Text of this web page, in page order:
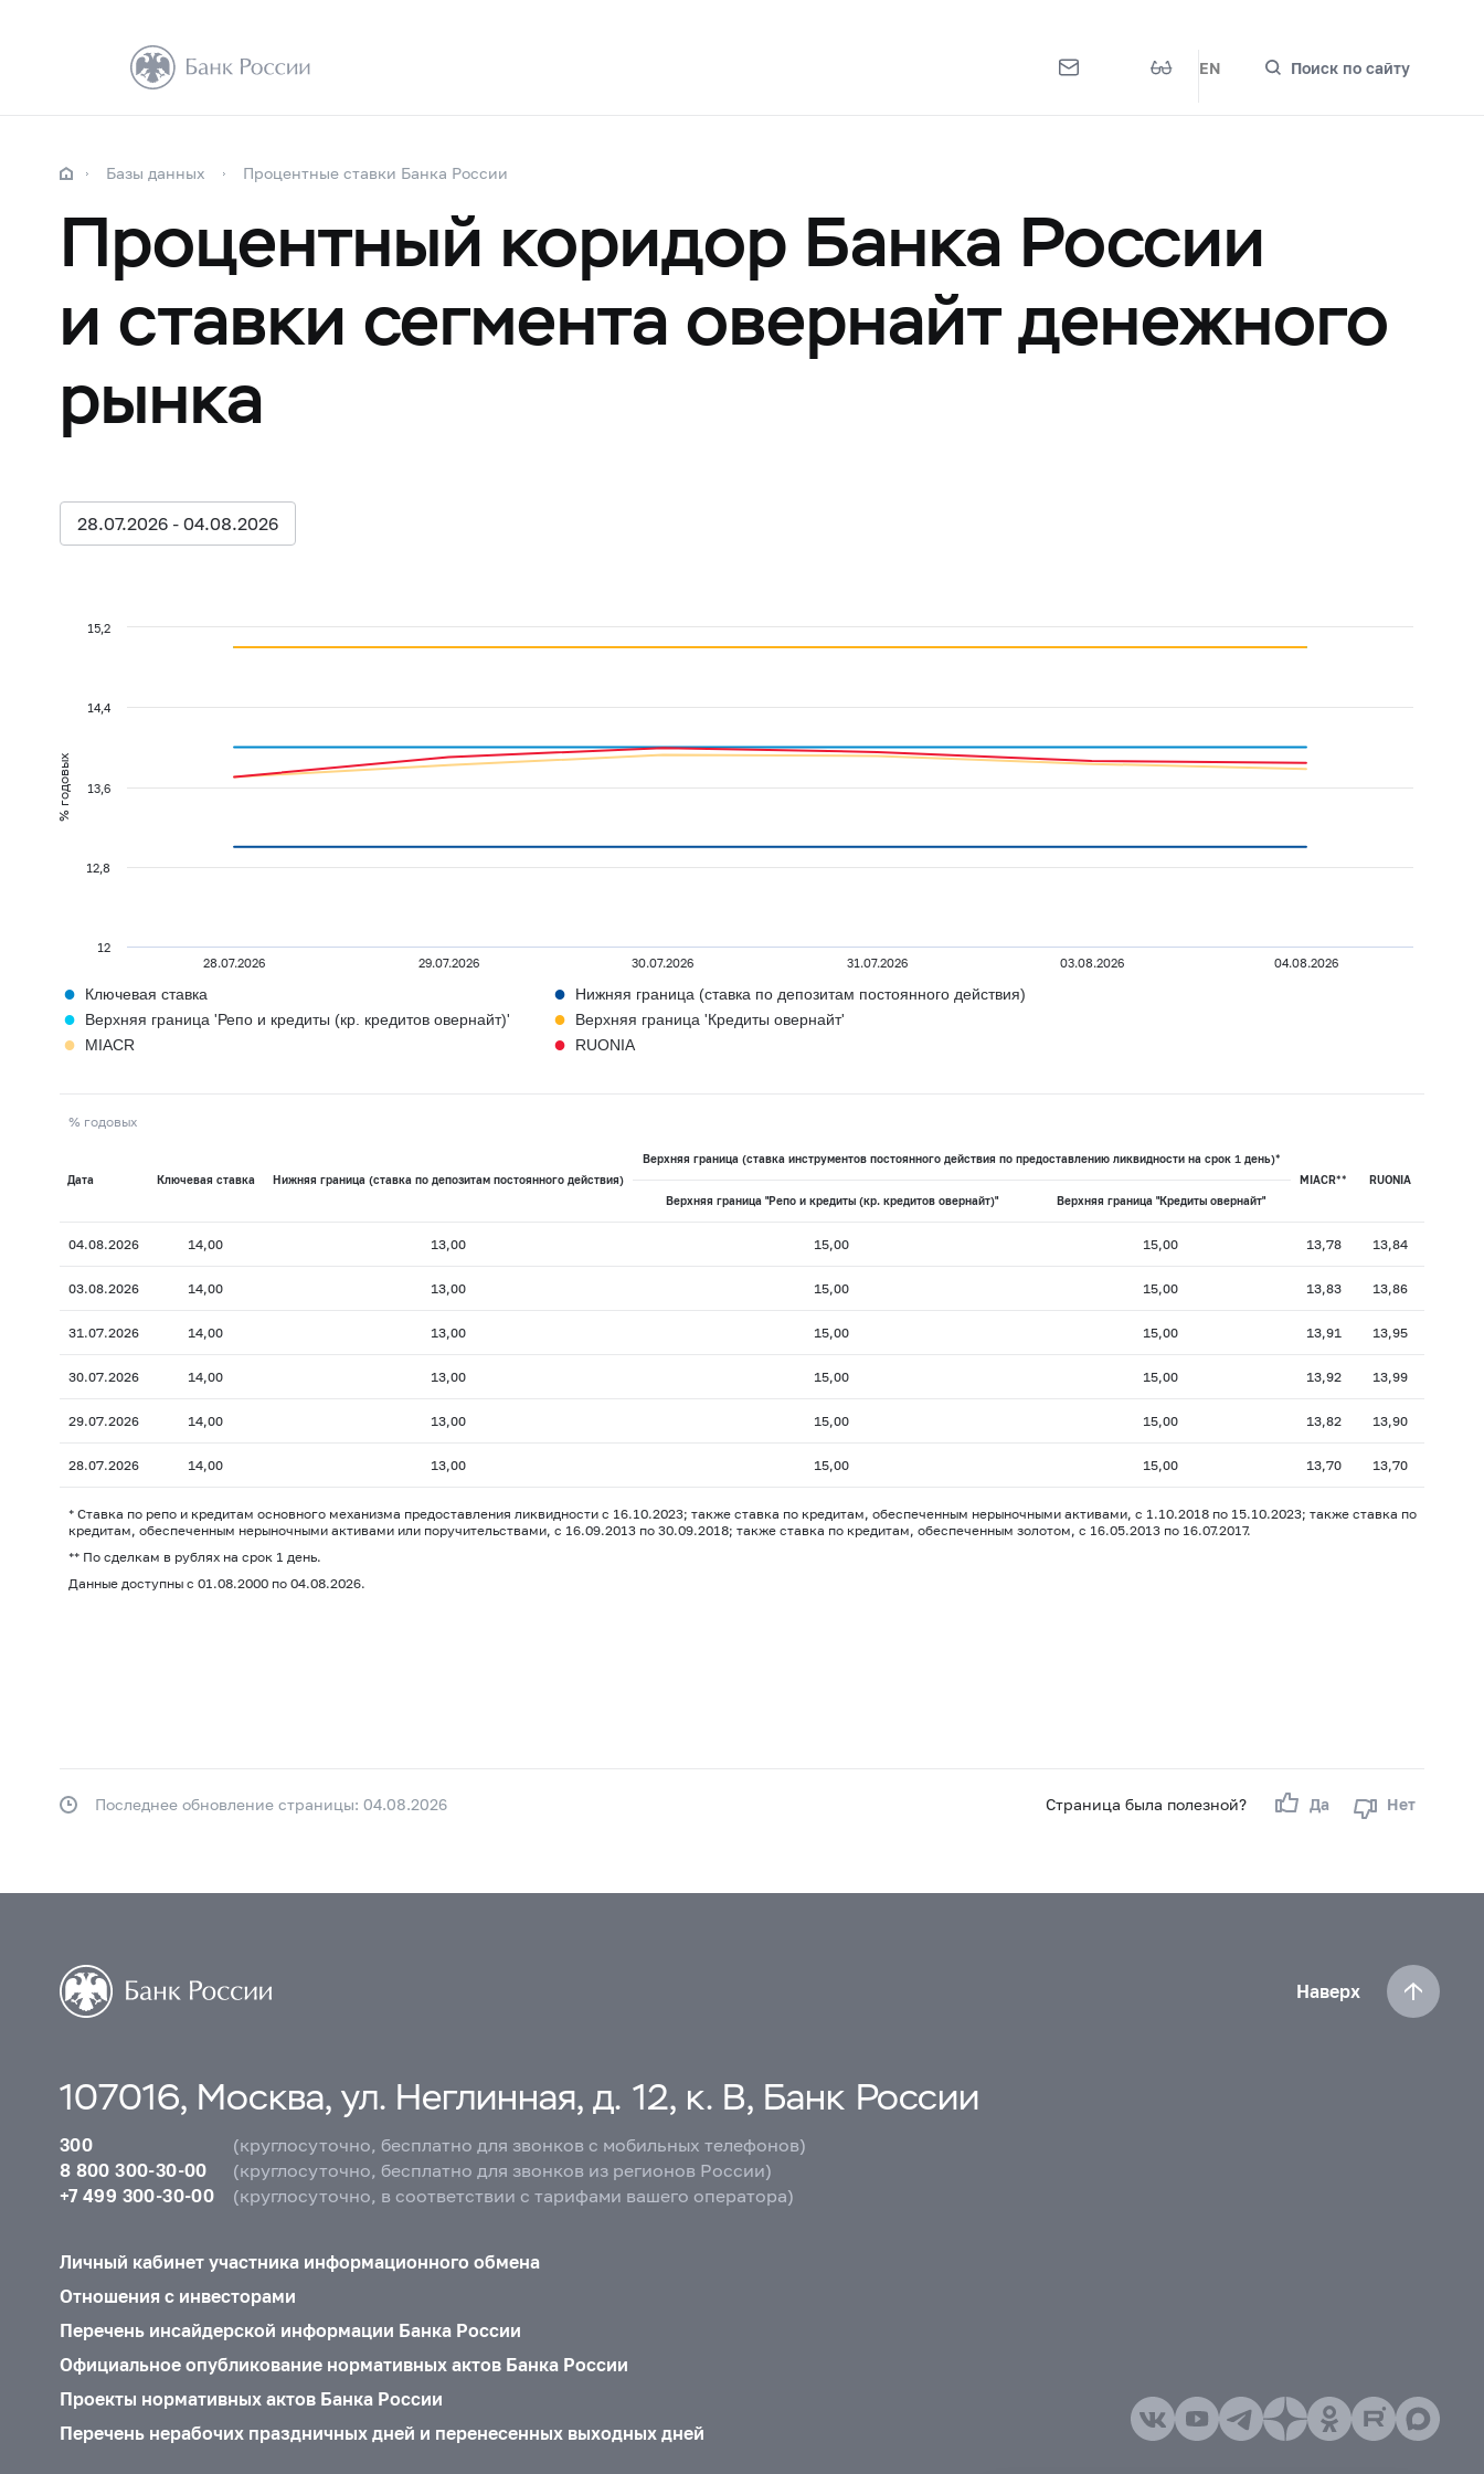
EN Поиск по сайту
Базы данных Процентные ставки Банка России
Процентный коридор Банка России
и ставки сегмента овернайт денежного
рынка
28.07.2026 - 04.08.2026
% годовых
28.07.2026 29.07.2026 30.07.2026 31.07.2026 03.08.2026 04.08.2026
12
12,8
13,6
14,4
15,2
● Ключевая ставка ● Нижняя граница (ставка по депозитам постоянного действия)
● Верхняя граница 'Репо и кредиты (кр. кредитов овернайт)' ● Верхняя граница 'Кредиты овернайт'
● MIACR ● RUONIA
% годовых
Дата Ключевая ставка Нижняя граница (ставка по депозитам постоянного действия)
Верхняя граница (ставка инструментов постоянного действия по предоставлению ликвидности на срок 1 день)*
MIACR**
RUONIA
Верхняя граница "Репо и кредиты (кр. кредитов овернайт)"
Верхняя граница "Кредиты овернайт"
04.08.2026 14,00 13,00 15,00 15,00 13,78 13,84
03.08.2026 14,00 13,00 15,00 15,00 13,83 13,86
31.07.2026 14,00 13,00 15,00 15,00 13,91 13,95
30.07.2026 14,00 13,00 15,00 15,00 13,92 13,99
29.07.2026 14,00 13,00 15,00 15,00 13,82 13,90
28.07.2026 14,00 13,00 15,00 15,00 13,70 13,70
* Ставка по репо и кредитам основного механизма предоставления ликвидности с 16.10.2023; также ставка по кредитам, обеспеченным нерыночными активами, с 1.10.2018 по 15.10.2023; также ставка по
кредитам, обеспеченным нерыночными активами или поручительствами, с 16.09.2013 по 30.09.2018; также ставка по кредитам, обеспеченным золотом, с 16.05.2013 по 16.07.2017.
** По сделкам в рублях на срок 1 день.
Данные доступны с 01.08.2000 по 04.08.2026.
Страница была полезной? Да Нет
Последнее обновление страницы: 04.08.2026
Наверх
107016, Москва, ул. Неглинная, д. 12, к. В, Банк России
300
(круглосуточно, бесплатно для звонков с мобильных телефонов)
8 800 300-30-00
(круглосуточно, бесплатно для звонков из регионов России)
+7 499 300-30-00
(круглосуточно, в соответствии с тарифами вашего оператора)
Личный кабинет участника информационного обмена
Отношения с инвесторами
Перечень инсайдерской информации Банка России
Официальное опубликование нормативных актов Банка России
Проекты нормативных актов Банка России
Перечень нерабочих праздничных дней и перенесенных выходных дней